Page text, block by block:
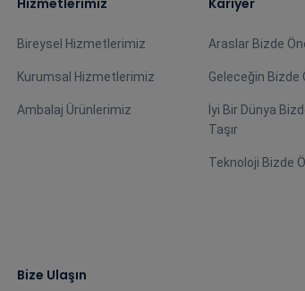
Hizmetlerimiz
Bireysel Hizmetlerimiz
Kurumsal Hizmetlerimiz
Ambalaj Ürünlerimiz
Kariyer
Araslar Bizde
Geleceğin Bizde
İyi Bir Dünya
Taşır
Teknoloji Bizde
Bize Ulaşın